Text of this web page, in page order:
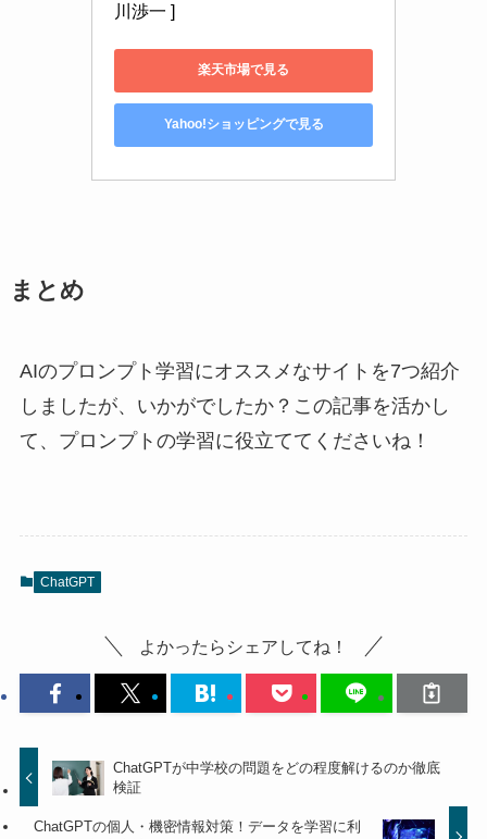
川渉一 ]
楽天市場で見る
Yahoo!ショッピングで見る
まとめ
AIのプロンプト学習にオススメなサイトを7つ紹介
しましたが、いかがでしたか？この記事を活かし
て、プロンプトの学習に役立ててくださいね！
ChatGPT
よかったらシェアしてね！
ChatGPTが中学校の問題をどの程度解けるのか徹底
検証
ChatGPTの個人・機密情報対策！データを学習に利